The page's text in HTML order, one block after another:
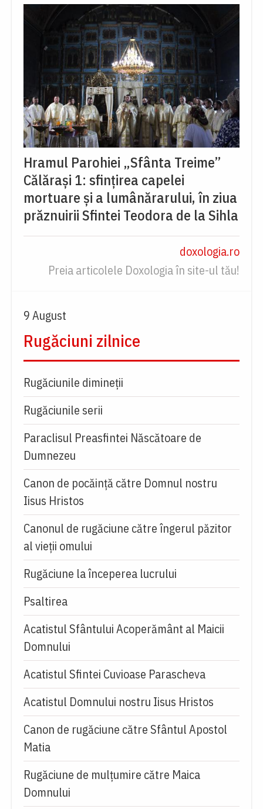
Hramul Parohiei „Sfânta Treime”
Călărași 1: sfințirea capelei
mortuare și a lumânărarului, în ziua
prăznuirii Sfintei Teodora de la Sihla
doxologia.ro
Preia articolele Doxologia în site-ul tău!
9 August
Rugăciuni zilnice
Rugăciunile dimineții
Rugăciunile serii
Paraclisul Preasfintei Născătoare de
Dumnezeu
Canon de pocăință către Domnul nostru
Iisus Hristos
Canonul de rugăciune către îngerul păzitor
al vieții omului
Rugăciune la începerea lucrului
Psaltirea
Acatistul Sfântului Acoperământ al Maicii
Domnului
Acatistul Sfintei Cuvioase Parascheva
Acatistul Domnului nostru Iisus Hristos
Canon de rugăciune către Sfântul Apostol
Matia
Rugăciune de mulţumire către Maica
Domnului